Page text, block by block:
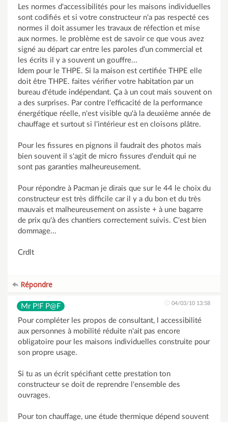
Les normes d'accessibilités pour les maisons individuelles
sont codifiés et si votre constructeur n'a pas respecté ces
normes il doit assumer les travaux de réfection et mise
aux normes. le problème est de savoir ce que vous avez
signé au départ car entre les paroles d'un commercial et
les écrits il y a souvent un gouffre...
Idem pour le THPE. Si la maison est certifiée THPE elle
doit être THPE. faites vérifier votre habitation par un
bureau d'étude indépendant. Ça à un cout mais souvent on
a des surprises. Par contre l'efficacité de la performance
énergétique réelle, n'est visible qu'à la deuxième année de
chauffage et surtout si l'intérieur est en cloisons plâtre.
Pour les fissures en pignons il faudrait des photos mais
bien souvent il s'agit de micro fissures d'enduit qui ne
sont pas garanties malheureusement.
Pour répondre à Pacman je dirais que sur le 44 le choix du
constructeur est très difficile car il y a du bon et du très
mauvais et malheureusement on assiste + à une bagarre
de prix qu'à des chantiers correctement suivis. C'est bien
dommage...
Crdlt
Répondre
Mr P!F P@F 04/03/10 13:58
Pour compléter les propos de consultant, l accessibilité
aux personnes à mobilité réduite n'ait pas encore
obligatoire pour les maisons individuelles construite pour
son propre usage.
Si tu as un écrit spécifiant cette prestation ton
constructeur se doit de reprendre l'ensemble des
ouvrages.
Pour ton chauffage, une étude thermique dépend souvent